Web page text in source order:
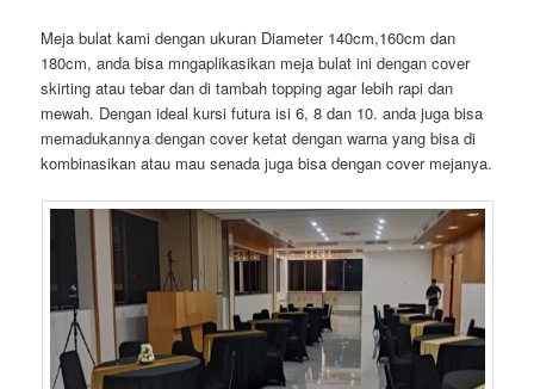
Meja bulat kami dengan ukuran Diameter 140cm,160cm dan
180cm, anda bisa mngaplikasikan meja bulat ini dengan cover
skirting atau tebar dan di tambah topping agar lebih rapi dan
mewah. Dengan ideal kursi futura isi 6, 8 dan 10. anda juga bisa
memadukannya dengan cover ketat dengan warna yang bisa di
kombinasikan atau mau senada juga bisa dengan cover mejanya.